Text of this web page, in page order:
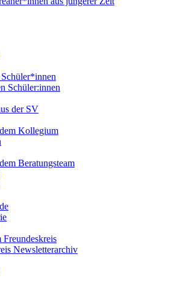
Schüler:innen
der SV
Kollegium
Beratungsteam
Freundeskreis
Newsletterarchiv